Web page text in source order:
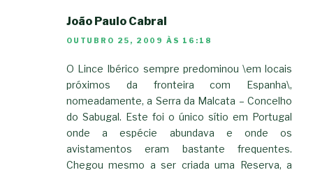
João Paulo Cabral
OUTUBRO 25, 2009 ÀS 16:18
O Lince Ibérico sempre predominou \em locais
próximos da fronteira com Espanha\,
nomeadamente, a Serra da Malcata – Concelho
do Sabugal. Este foi o único sítio em Portugal
onde a espécie abundava e onde os
avistamentos eram bastante frequentes.
Chegou mesmo a ser criada uma Reserva, a